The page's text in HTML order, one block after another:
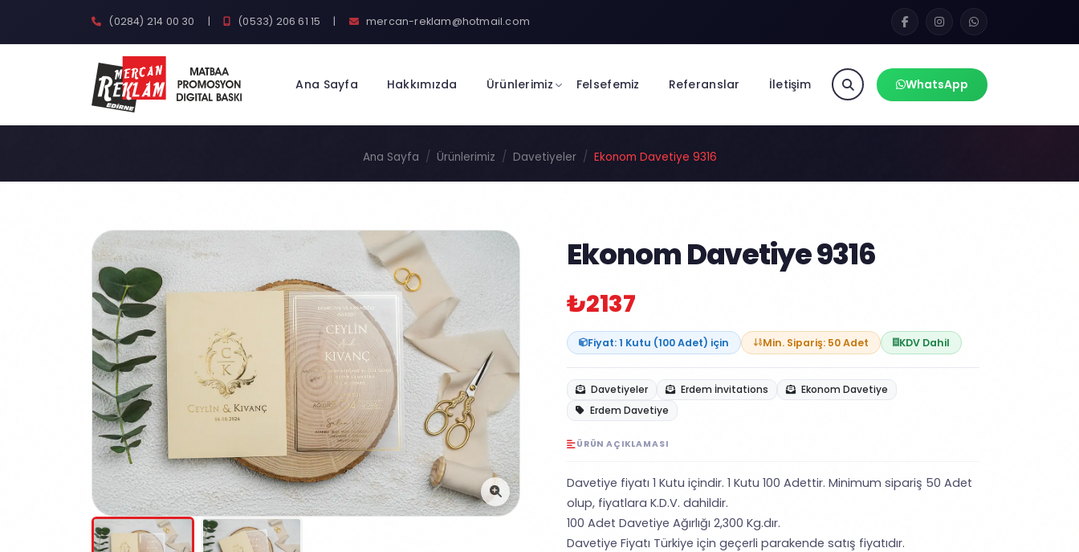
(0284) 214 00 30 | (0533) 206 61 15 | mercan-reklam@hotmail.com
Ana Sayfa Hakkımızda Ürünlerimiz Felsefemiz Referanslar İletişim WhatsApp
Ana Sayfa Ürünlerimiz Davetiyeler Ekonom Davetiye 9316
Ekonom Davetiye 9316
₺2137
Fiyat: 1 Kutu (100 Adet) için Min. Sipariş: 50 Adet KDV Dahil
Davetiyeler Erdem İnvitations
Ekonom Davetiye
Erdem Davetiye
ÜRÜN AÇIKLAMASI
Davetiye fiyatı 1 Kutu içindir. 1 Kutu 100 Adettir. Minimum sipariş 50 Adet
olup, fiyatlara K.D.V. dahildir.
100 Adet Davetiye Ağırlığı 2,300 Kg.dır.
Davetiye Fiyatı Türkiye için geçerli parakende satış fiyatıdır.